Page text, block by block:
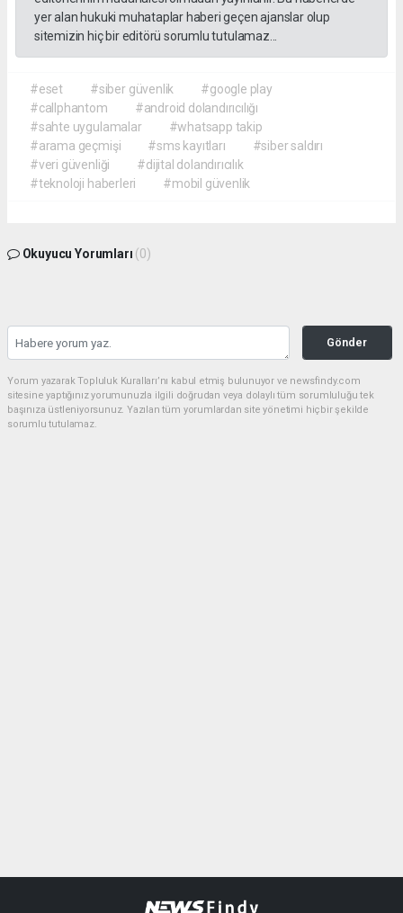
yer alan hukuki muhataplar haberi geçen ajanslar olup
sitemizin hiç bir editörü sorumlu tutulamaz...
#eset #siber güvenlik
#google play
#callphantom
#android dolandırıcılığı
#sahte uygulamalar
#whatsapp takip
#arama geçmişi
#sms kayıtları
#siber saldırı
#veri güvenliği
#dijital dolandırıcılık
#teknoloji haberleri
#mobil güvenlik
Okuyucu Yorumları (0)
Gönder
Yorum yazarak Topluluk Kuralları’nı kabul etmiş bulunuyor ve newsfindy.com
sitesine yaptığınız yorumunuzla ilgili doğrudan veya dolaylı tüm sorumluluğu tek
başınıza üstleniyorsunuz. Yazılan tüm yorumlardan site yönetimi hiçbir şekilde
sorumlu tutulamaz.